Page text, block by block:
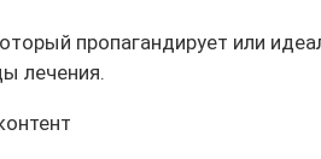
пропагандирует или
лечения.